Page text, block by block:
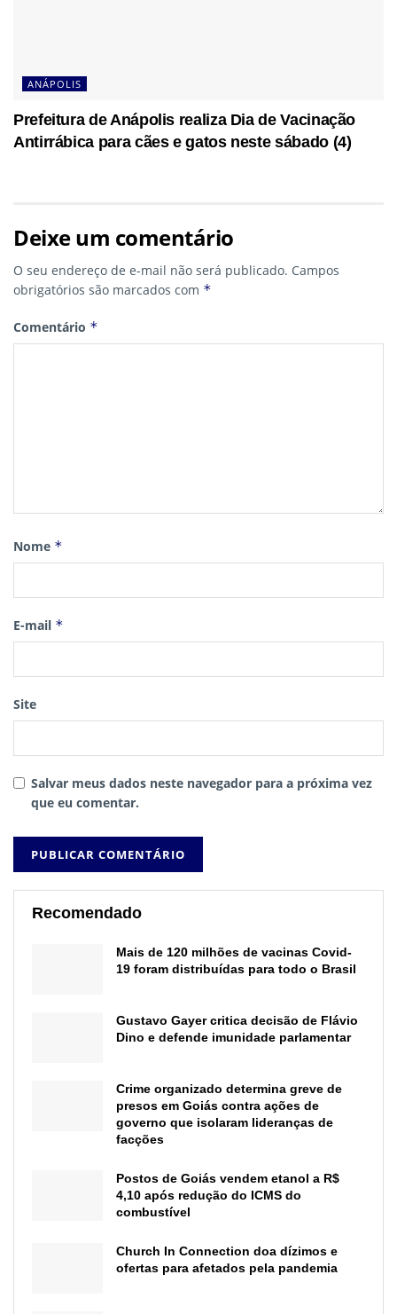
ANÁPOLIS
Prefeitura de Anápolis realiza Dia de Vacinação
Antirrábica para cães e gatos neste sábado (4)
Deixe um comentário
O seu endereço de e-mail não será publicado. Campos
obrigatórios são marcados com *
Comentário *
Nome *
E-mail *
Site
Salvar meus dados neste navegador para a próxima vez
que eu comentar.
Recomendado
Mais de 120 milhões de vacinas Covid-
19 foram distribuídas para todo o Brasil
Gustavo Gayer critica decisão de Flávio
Dino e defende imunidade parlamentar
Crime organizado determina greve de
presos em Goiás contra ações de
governo que isolaram lideranças de
facções
Postos de Goiás vendem etanol a R$
4,10 após redução do ICMS do
combustível
Church In Connection doa dízimos e
ofertas para afetados pela pandemia